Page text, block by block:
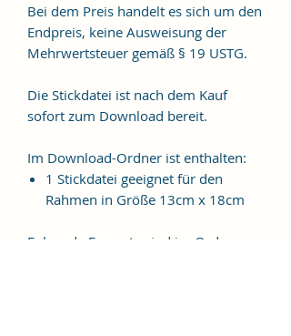
Bei dem Preis handelt es sich um den
Endpreis, keine Ausweisung der
Mehrwertsteuer gemäß § 19 USTG.
Die Stickdatei ist nach dem Kauf
sofort zum Download bereit.
Im Download-Ordner ist enthalten:
1 Stickdatei geeignet für den
Rahmen in Größe 13cm x 18cm
Folgende Formate sind im Ordner